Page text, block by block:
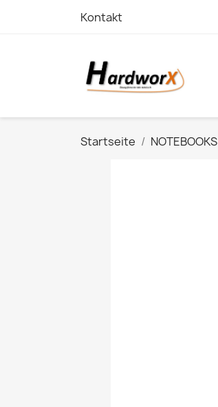
Kontakt
Startseite NOTEBOOKS